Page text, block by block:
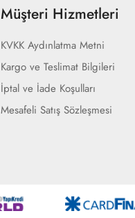
Müşteri Hizmetleri
KVKK Aydınlatma Metni
Kargo ve Teslimat Bilgileri
İptal ve İade Koşulları
Mesafeli Satış Sözleşmesi